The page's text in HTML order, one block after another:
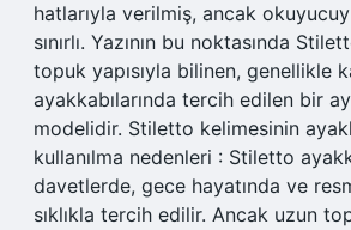
hatlarıyla verilmiş, ancak
sınırlı. Yazının bu noktasında
topuk yapısıyla bilinen, genellikle
ayakkabılarında tercih edilen bir
modelidir. Stiletto kelimesinin
kullanılma nedenleri : Stiletto
davetlerde, gece hayatında ve
sıklıkla tercih edilir. Ancak uzun